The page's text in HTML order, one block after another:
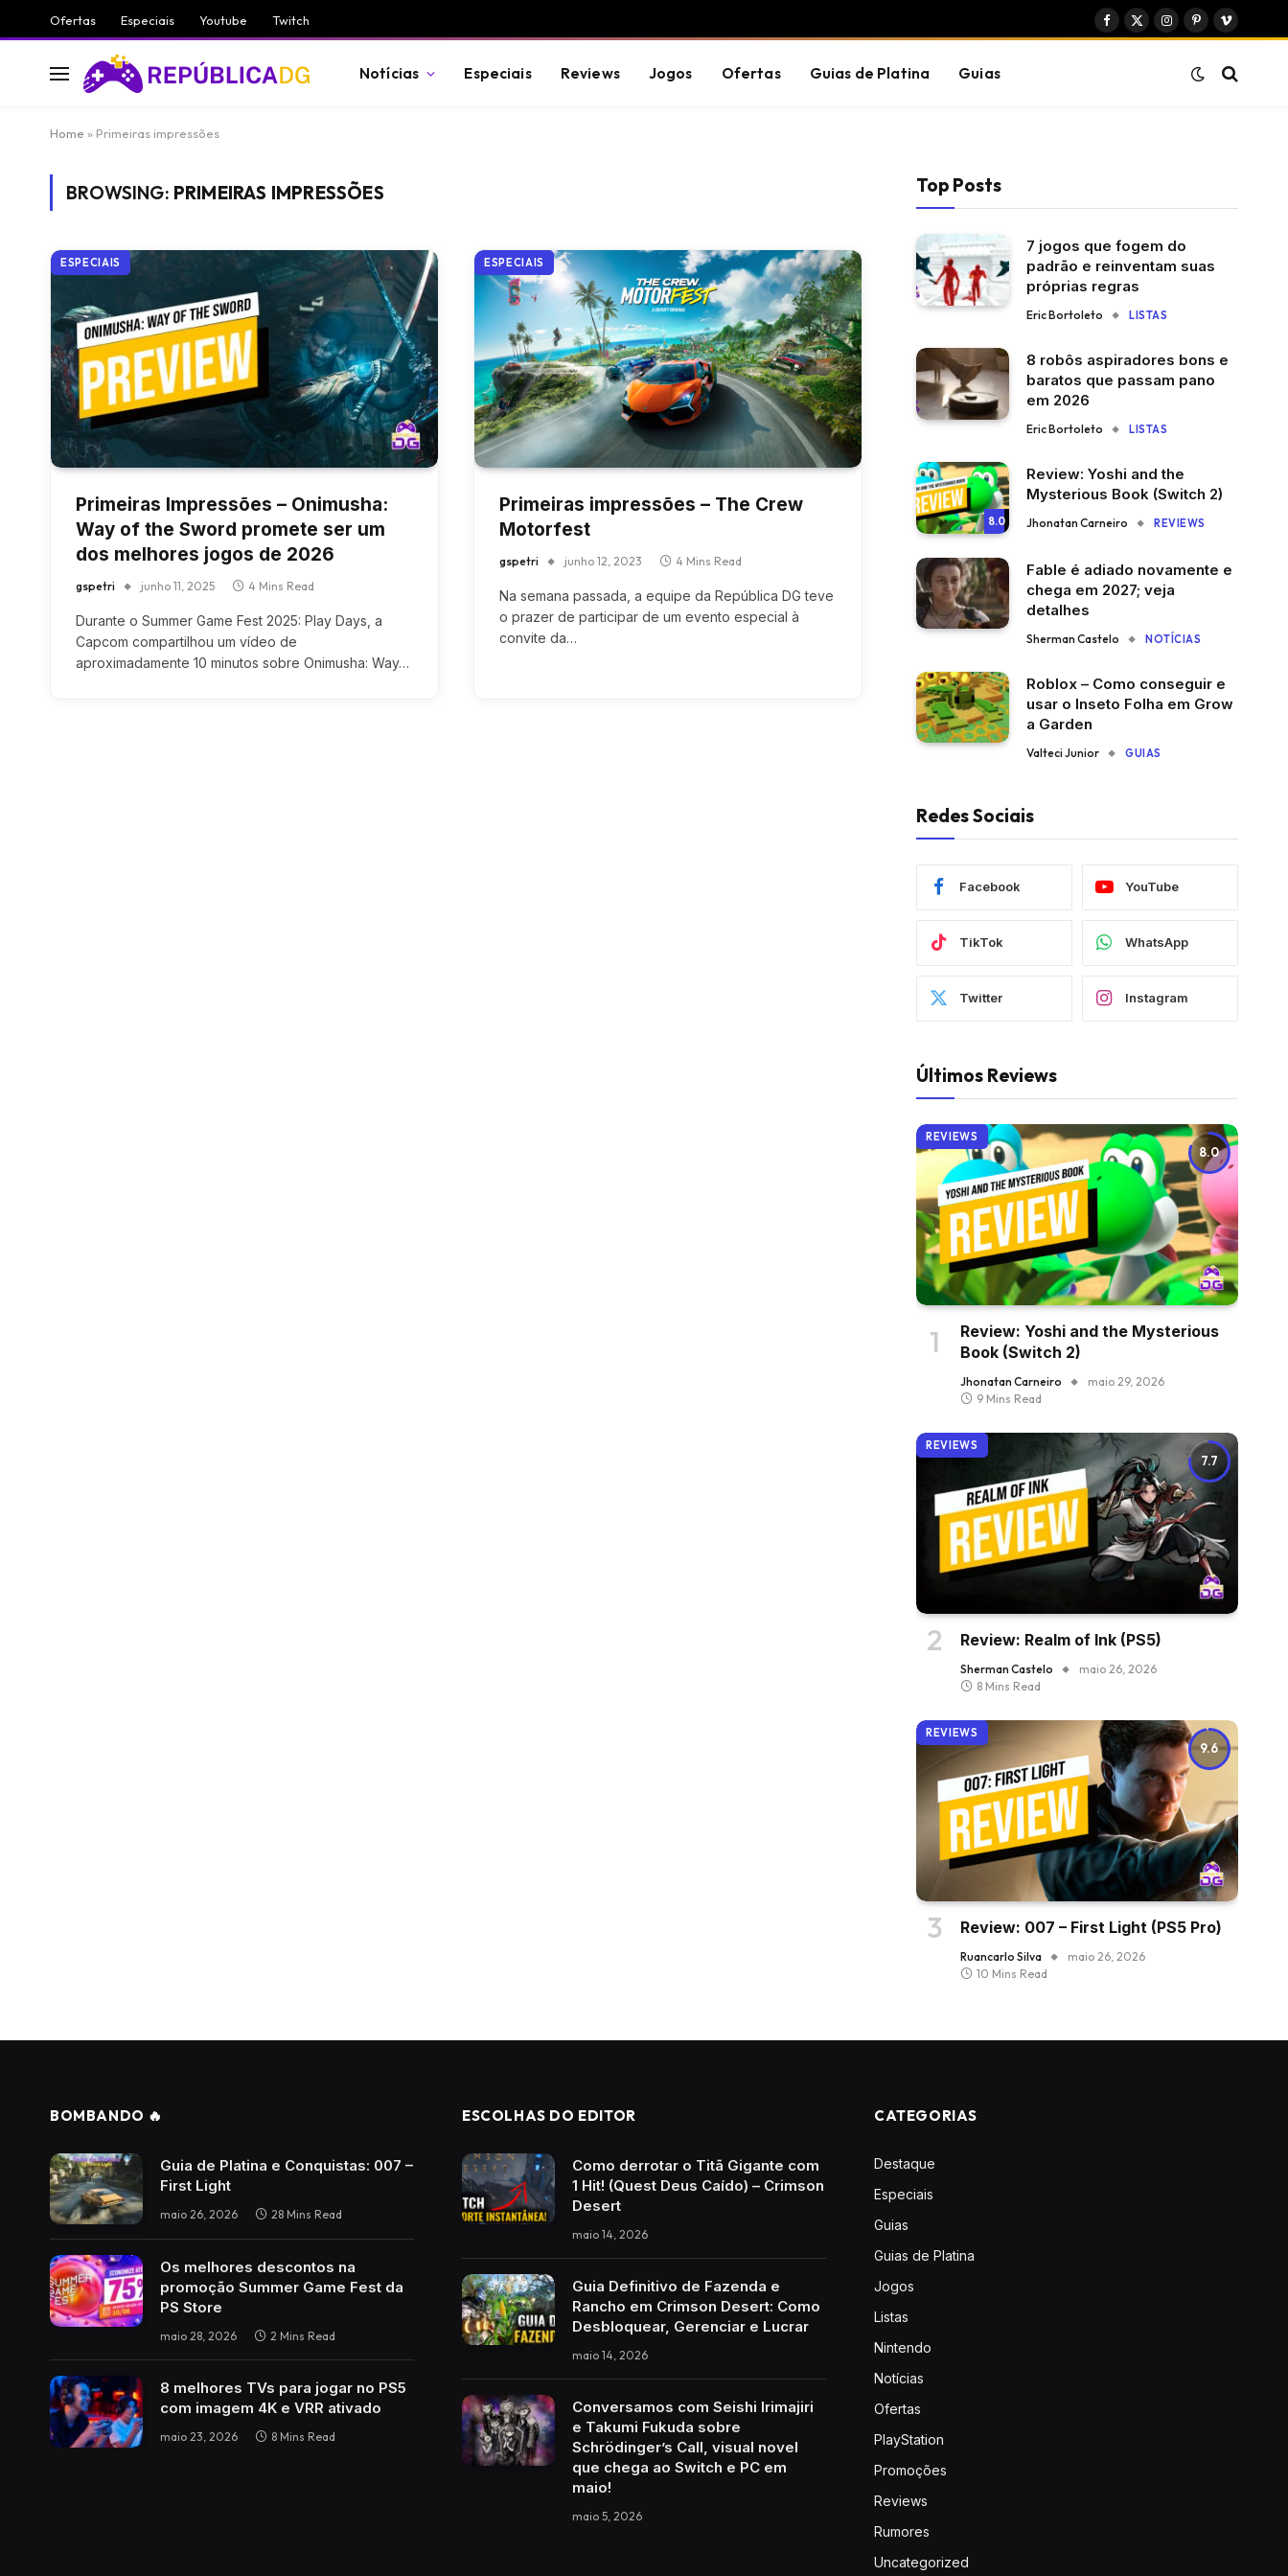
Ofertas Especiais Youtube Twitch
Facebook
X
Instagram
PinterestVimeo
Notícias Especiais Reviews Jogos Ofertas Guias de Platina Guias
Home » Primeiras impressões
BROWSING: PRIMEIRAS IMPRESSÕES
ESPECIAIS
Primeiras Impressões – Onimusha:
Way of the Sword promete ser um
dos melhores jogos de 2026
gspetri junho 11, 2025 4 Mins Read
Durante o Summer Game Fest 2025: Play Days, a
Capcom compartilhou um vídeo de
aproximadamente 10 minutos sobre Onimusha: Way…
ESPECIAIS
Primeiras impressões – The Crew
Motorfest
gspetri junho 12, 2023 4 Mins Read
Na semana passada, a equipe da República DG teve
o prazer de participar de um evento especial à
convite da…
Top Posts
7 jogos que fogem do
padrão e reinventam suas
próprias regras
Eric Bortoleto LISTAS
8 robôs aspiradores bons e
baratos que passam pano
em 2026
Eric Bortoleto LISTAS
8.0
Review: Yoshi and the
Mysterious Book (Switch 2)
Jhonatan Carneiro REVIEWS
Fable é adiado novamente e
chega em 2027; veja
detalhes
Sherman Castelo NOTÍCIAS
Roblox – Como conseguir e
usar o Inseto Folha em Grow
a Garden
Valteci Junior GUIAS
Redes Sociais
Facebook YouTube
TikTok WhatsApp
Twitter Instagram
Últimos Reviews
8.0
REVIEWS
Review: Yoshi and the Mysterious
Book (Switch 2)
Jhonatan Carneiro
maio 29, 2026
9 Mins Read
7.7
REVIEWS
Review: Realm of Ink (PS5)
Sherman Castelo
maio 26, 2026
8 Mins Read
9.6
REVIEWS
Review: 007 – First Light (PS5 Pro)
Ruancarlo Silva
maio 26, 2026
10 Mins Read
BOMBANDO 🔥
Guia de Platina e Conquistas: 007 –
First Light
maio 26, 2026 28 Mins Read
Os melhores descontos na
promoção Summer Game Fest da
PS Store
maio 28, 2026 2 Mins Read
8 melhores TVs para jogar no PS5
com imagem 4K e VRR ativado
maio 23, 2026 8 Mins Read
ESCOLHAS DO EDITOR
Como derrotar o Titã Gigante com
1 Hit! (Quest Deus Caído) – Crimson
Desert
maio 14, 2026
Guia Definitivo de Fazenda e
Rancho em Crimson Desert: Como
Desbloquear, Gerenciar e Lucrar
maio 14, 2026
Conversamos com Seishi Irimajiri
e Takumi Fukuda sobre
Schrödinger’s Call, visual novel
que chega ao Switch e PC em
maio!
maio 5, 2026
CATEGORIAS
Destaque
Especiais
Guias
Guias de Platina
Jogos
Listas
Nintendo
Notícias
Ofertas
PlayStation
Promoções
Reviews
Rumores
Uncategorized